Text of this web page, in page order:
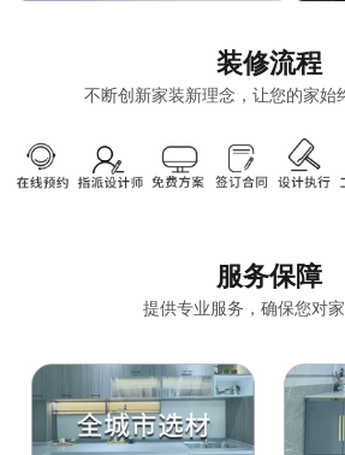
装修流程
不断创新家装新理念，让您的家始
服务保障
提供专业服务，确保您对